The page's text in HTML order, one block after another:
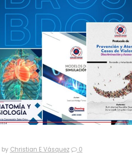
by Christian E Vásquez 0